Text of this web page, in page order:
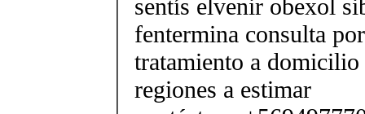
sentís elvenir obexol
fentermina consulta
tratamiento a
regiones a estimar